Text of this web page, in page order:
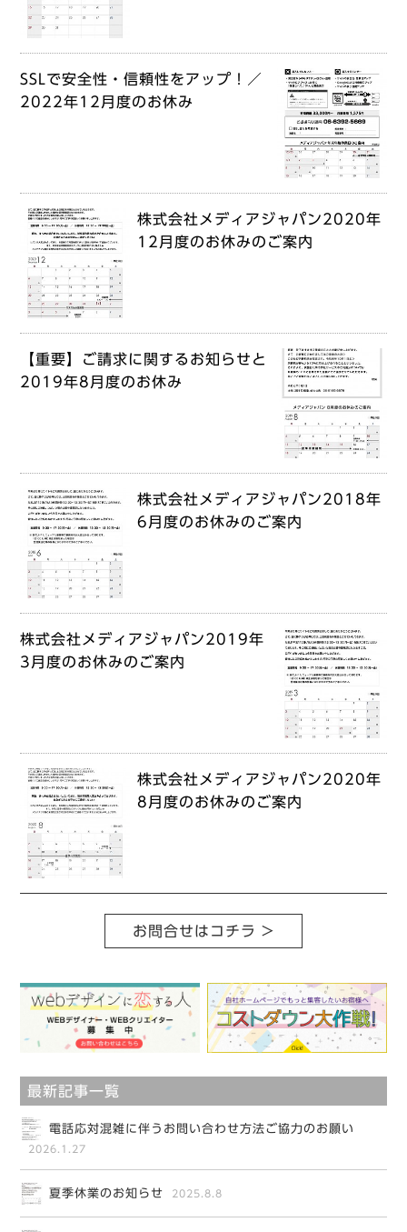
SSLで安全性・信頼性をアップ！／
2022年12月度のお休み
株式会社メディアジャパン2020年
12月度のお休みのご案内
【重要】ご請求に関するお知らせと
2019年8月度のお休み
株式会社メディアジャパン2018年
6月度のお休みのご案内
株式会社メディアジャパン2019年
3月度のお休みのご案内
株式会社メディアジャパン2020年
8月度のお休みのご案内
お問合せはコチラ >
最新記事一覧
電話応対混雑に伴うお問い合わせ方法ご協力のお願い
2026.1.27
夏季休業のお知らせ 2025.8.8